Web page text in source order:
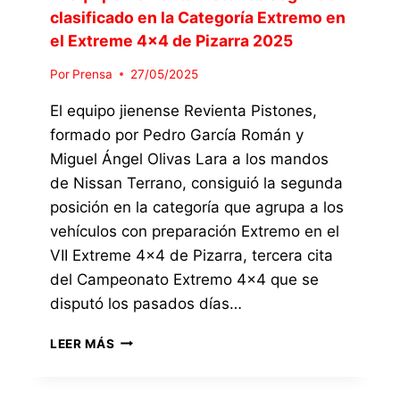
T
R
E
4
×
4
D
E
O
R
R
O
2
2
O
N
C
A
L
S
G
A
N
D
O
R
N
E
C
O
N
N
I
S
A
N
E
R
A
clasificado en la Categoría Extremo en
el Extreme 4×4 de Pizarra 2025
Por Prensa 27/05/2025
El equipo jienense Revienta Pistones,
formado por Pedro García Román y
Miguel Ángel Olivas Lara a los mandos
de Nissan Terrano, consiguió la segunda
posición en la categoría que agrupa a los
vehículos con preparación Extremo en el
VII Extreme 4×4 de Pizarra, tercera cita
del Campeonato Extremo 4×4 que se
disputó los pasados días…
LEER MÁS E